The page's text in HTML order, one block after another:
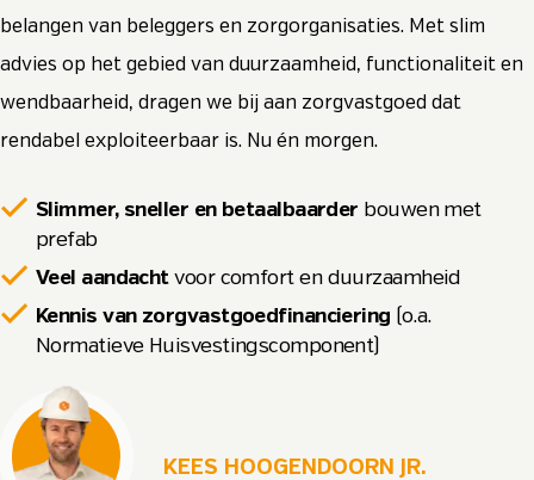
belangen van beleggers en zorgorganisaties. Met slim
advies op het gebied van duurzaamheid, functionaliteit en
wendbaarheid, dragen we bij aan zorgvastgoed dat
rendabel exploiteerbaar is. Nu én morgen.
Slimmer, sneller en betaalbaarder bouwen met
prefab
Veel aandachtvoor comfort en duurzaamheid
Kennis van zorgvastgoedfinanciering (o.a.
Normatieve Huisvestingscomponent)
KEES HOOGENDOORN JR.